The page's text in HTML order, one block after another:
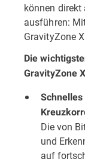
können
ausführen:
GravityZone
Die
GravityZone
Die von
und
auf